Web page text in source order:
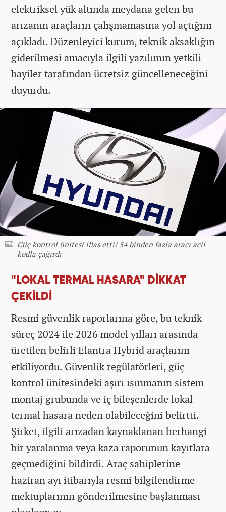
elektriksel yük altında meydana gelen bu
arızanın araçların çalışmamasına yol açtığını
açıkladı. Düzenleyici kurum, teknik aksaklığın
giderilmesi amacıyla ilgili yazılımın yetkili
bayiler tarafından ücretsiz güncelleneceğini
duyurdu.
Güç kontrol ünitesi iflas etti! 54 binden fazla aracı acil
kodla çağırdı
"LOKAL TERMAL HASARA" DİKKAT
ÇEKİLDİ
Resmi güvenlik raporlarına göre, bu teknik
süreç 2024 ile 2026 model yılları arasında
üretilen belirli Elantra Hybrid araçlarını
etkiliyordu. Güvenlik regülatörleri, güç
kontrol ünitesindeki aşırı ısınmanın sistem
montaj grubunda ve iç bileşenlerde lokal
termal hasara neden olabileceğini belirtti.
Şirket, ilgili arızadan kaynaklanan herhangi
bir yaralanma veya kaza raporunun kayıtlara
geçmediğini bildirdi. Araç sahiplerine
haziran ayı itibarıyla resmi bilgilendirme
mektuplarının gönderilmesine başlanması